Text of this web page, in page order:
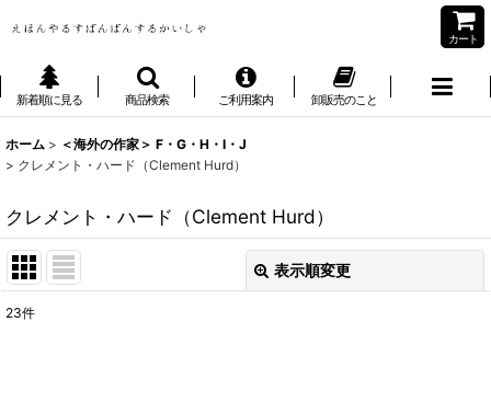
カート
新着順に見る 商品検索 ご利用案内 卸販売のこと
ホーム > ＜海外の作家＞ F・G・H・I・J
> クレメント・ハード（Clement Hurd）
クレメント・ハード（Clement Hurd）
表示順変更
23件